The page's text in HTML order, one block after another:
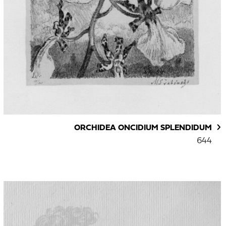
ORCHIDEA ONCIDIUM SPLENDIDUM
644